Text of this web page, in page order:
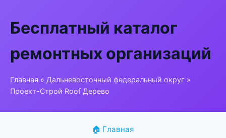
Бесплатный каталог
ремонтных организаций
Главная » Дальневосточный федеральный округ »
Проект-Строй Roof Дерево
🏠 Главная